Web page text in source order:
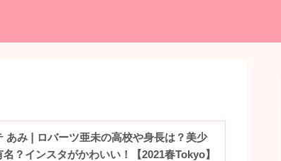
あみ❘ロバーツ亜未の高校や身長は？美少
名？インスタがかわいい！【2021春Tokyo】